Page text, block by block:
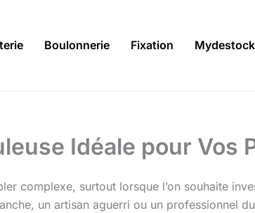
Boulonnerie Fixation
Idéale pour Vos
complexe, surtout lorsque l’on souhaite
un artisan aguerri ou un professionnel